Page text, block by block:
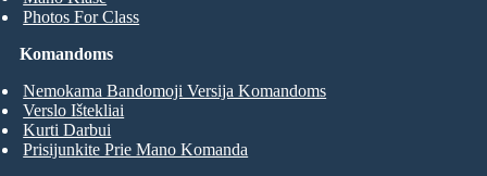
Photos For Class
Komandoms
Nemokama Bandomoji Versija Komandoms
Verslo Ištekliai
Kurti Darbui
Prisijunkite Prie Mano Komanda